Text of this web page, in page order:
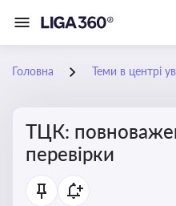
Головна Теми в центрі
ТЦК:
перевірки